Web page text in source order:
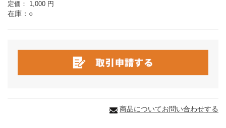
定価： 1,000 円
在庫：○
商品についてお問い合わせする